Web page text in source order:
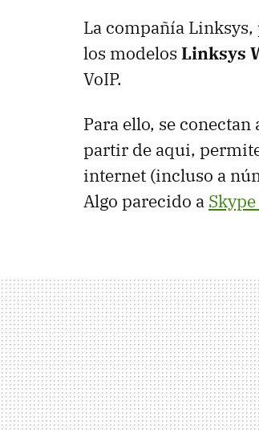
La compañía
los modelos Linksys
VoIP.
Para ello, se
partir de aqui,
internet (incluso a
Algo parecido a